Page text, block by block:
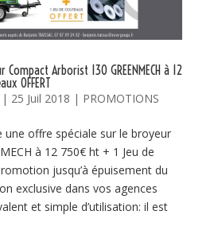
Arborist 130 GREENMECH à 12
OFFERT
25 Juil 2018 | PROMOTIONS
une offre spéciale sur le broyeur
à 12 750€ ht + 1 Jeu de
jusqu’à épuisement du
exclusive dans vos agences
et simple d’utilisation: il est